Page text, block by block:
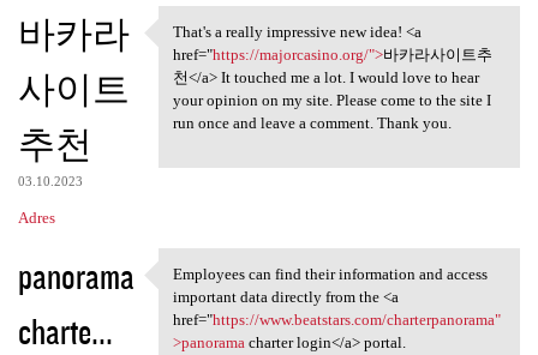
K
o
m
n
t
a
z
e
바카라
사이트
추천
03.10.2023
Adres
That's a really impressive
That's a really impressive new idea! <a
href="https://majorcasino.org/">바카라사이트추
천</a> It touched me a lot. I would love to hear
your opinion on my site. Please come to the site I
run once and leave a comment. Thank you.
panorama
charte...
Employees can find their
Employees can find their information and access
important data directly from the <a
href="https://www.beatstars.com/charterpanorama"
>panoramacharter login</a> portal.